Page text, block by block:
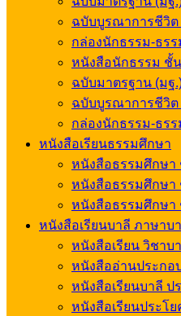
ฉบับบูรณาการชีวิต
กล่องนักธรรม-ธร
หนังสือนักธรรม ชั้น
ฉบับมาตรฐาน (มฐ
ฉบับบูรณาการชีวิต
กล่องนักธรรม-ธร
หนังสือเรียนธรรมศึกษา
หนังสือธรรมศึกษา
หนังสือธรรมศึกษา
หนังสือธรรมศึกษา
หนังสือเรียนบาลี ภาษาบ
หนังสือเรียน วิชาบ
หนังสืออ่านประกอ
หนังสือเรียนบาลี ป
หนังสือเรียนประโย